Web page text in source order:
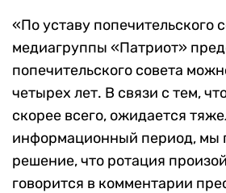
«По уставу попечительского
медиагруппы «Патриот»
попечительского совета
четырех лет. В связи с тем,
скорее всего, ожидается
информационный период, мы
решение, что ротация
говорится в комментарии